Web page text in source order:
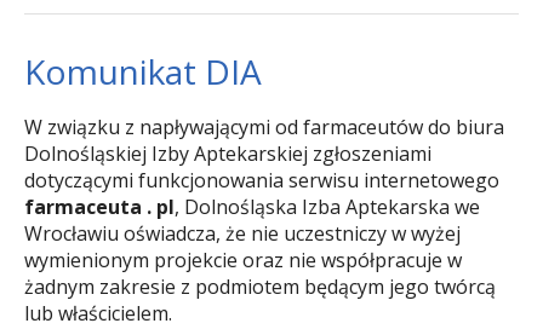
Komunikat DIA
W związku z napływającymi od farmaceutów do biura
Dolnośląskiej Izby Aptekarskiej zgłoszeniami
dotyczącymi funkcjonowania serwisu internetowego
farmaceuta . pl, Dolnośląska Izba Aptekarska we
Wrocławiu oświadcza, że nie uczestniczy w wyżej
wymienionym projekcie oraz nie współpracuje w
żadnym zakresie z podmiotem będącym jego twórcą
lub właścicielem.